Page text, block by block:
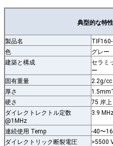
典型的な特性
製品名
色
グレー
建築と構成
セラミ
ー
固有重量
2.2g/cc
厚さ
硬さ
75 岸上
ダイレクトレクトル定数
@1MHz
3.9
連続使用 Temp
-40〜
ダイレクトリック断裂電圧
>5500